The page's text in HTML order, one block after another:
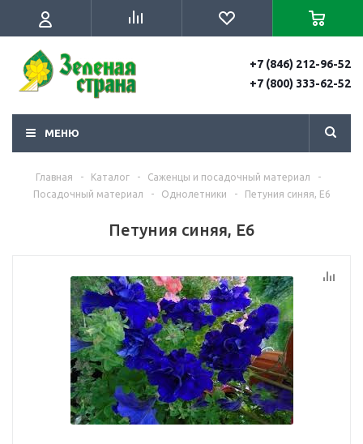
+7 (846) 212-96-52
+7 (800) 333-62-52
МЕНЮ
Главная - Каталог - Саженцы и посадочный материал
-
Посадочный материал
- Однолетники - Петуния синяя, Е6
Петуния синяя, Е6